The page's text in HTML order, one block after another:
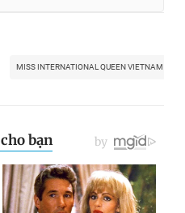
MISS INTERNATIONAL QUEEN VIETNAM